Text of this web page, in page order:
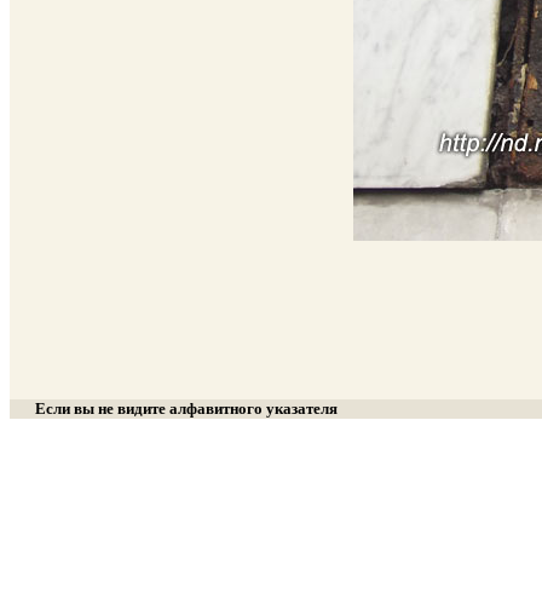
Если вы не видите алфавитного указателя